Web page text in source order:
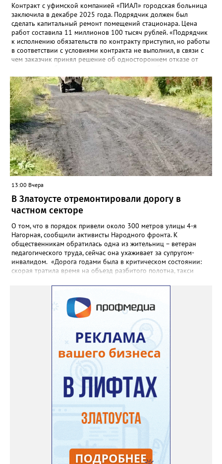
Контракт с уфимской компанией «ПИАЛ» городская больница
заключила в декабре 2025 года. Подрядчик должен был
сделать капитальный ремонт помещений стационара. Цена
работ составила 11 миллионов 100 тысяч рублей. «Подрядчик
к исполнению обязательств по контракту приступил, но работы
в соответствии с условиями контракта не выполнил, в связи с
чем заказчик принял решение об одностороннем отказе от
Челябинском УФАС. Антимонопольная служба приняла
решение включить ООО «ПИАЛ» в реестр недобросовестных
поставщиков. В чёрном списке уфимский подрядчик будет два
года.
13:00 Вчера
В Златоусте отремонтировали дорогу в
частном секторе
О том, что в порядок привели около 300 метров улицы 4-я
Нагорная, сообщили активисты Народного фронта. К
общественникам обратилась одна из жительниц – ветеран
педагогического труда, сейчас она ухаживает за супругом-
инвалидом. «Дорога годами была в критическом состоянии:
скорая тратила время на объезд разбитого полотна, такси
однажды реанимация не смогла добраться до больного.
Жители писали в администрацию города и другие инстанции,
пытались ремонтировать дорогу своими силами – всё тщетно»,
– рассказали в ОНФ. Общественники подчеркнули: именно
они добились, чтобы участок разровняли и отсыпали. Для
этого потребовалось обратиться в мэрию Златоуста.